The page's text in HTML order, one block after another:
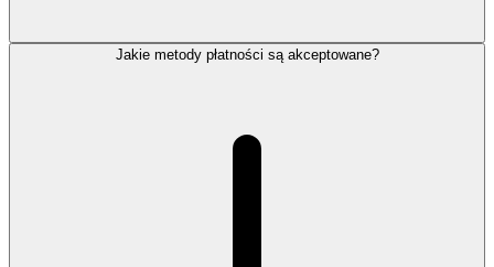
Jakie metody płatności są akceptowane?